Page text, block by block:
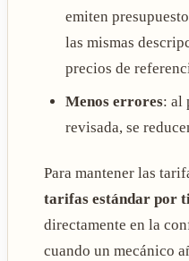
emiten
las mismas
precios de
Menos errores: al
revisada, se
Para mantener las
tarifas estándar por
directamente en la
cuando un mecánico